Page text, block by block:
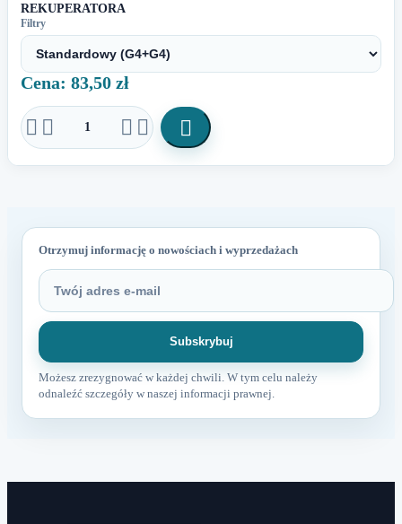
REKUPERATORA
Filtry
Cena: 83,50 zł
    
Otrzymuj informację o nowościach i wyprzedażach
Możesz zrezygnować w każdej chwili. W tym celu należy
odnaleźć szczegóły w naszej informacji prawnej.